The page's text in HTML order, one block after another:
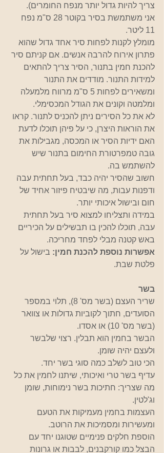
צריך להיות גדול יותר מנפח החומרים).
אני משתמשת בסיר בקוטר 28 ס"מ נפח
11 ליטר.
מומלץ לקנות לפחות סיר אחד גדול שהוא
פתרון אירוח להרבה אנשים. אם קניתם סיר
להכנת חמין בתנור, הסיר צריך להתאים
למידות התנור. מודדים את התנור
ומשאירים לפחות 5 ס"מ מרווח מלמעלה
ומלמטה וקונים את הגודל המכסימלי.
לא את כל הסירים ניתן להכניס לתנור. קראו
את הוראות היצרן, כי על פיהן תוכלו לדעת
האם ידיות הסיר או המכסה, מגבילות את
גובה טמפרטורת החימום בתנור שיש
להשתמש בה.
חשוב שהסיר יהיה כבד, בעל תחתית עבה
ודפנות עבות, מה שיבטיח פיזור אחיד של
חום ובישול איכותי יותר.
במידה ותצליחו למצוא סיר בעל תחתית
עבה, תוכלו להכין בו תבשילים על הכיריים
באש קטנה מבלי לפחד מחריכה.
אפשרות נוספת להכנת חמין: בישול על
פלטת שבת.
בשר
שריר העצם (בשר מס' 8), תלוי במספר
הסועדים, חתוך לקוביות גדולות או צוואר
(בשר מס' 10) או אסדו.
הבשר בחמין הוא תבלין. רצוי שלבשר
ולעצם יהיה שומן.
הכי טוב לשלב כמה סוגי בשר יחד.
עדיף בשר טרי ואיכותי, שיתנו לחמין את כל
מה שצריך: חתיכות בשר נימוחות, שומן
וג'לטין.
העצמות בחמין מעמיקות את הטעם
ומעשירות ומסמיכות את הרוטב.
הוספת חלקים פנימיים שטוגנו יחד עם
הבצל כמו קורקבנים, לבבות או גרונות